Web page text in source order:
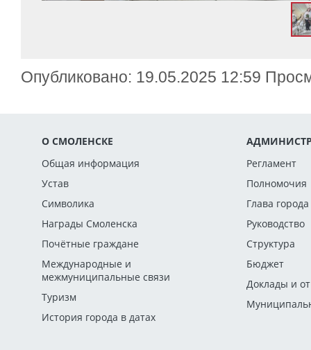
Опубликовано: 19.05.2025 12:59
О СМОЛЕНСКЕ
Общая информация
Устав
Символика
Награды Смоленска
Почётные граждане
Международные и
межмуниципальные связи
Туризм
История города в датах
Регламент
Полномочия
Глава города
Руководство
Структура
Бюджет
Доклады и